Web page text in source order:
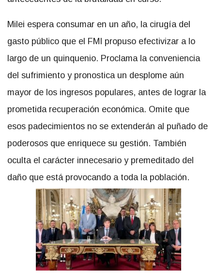
Milei espera consumar en un año, la cirugía del
gasto público que el FMI propuso efectivizar a lo
largo de un quinquenio. Proclama la conveniencia
del sufrimiento y pronostica un desplome aún
mayor de los ingresos populares, antes de lograr la
prometida recuperación económica. Omite que
esos padecimientos no se extenderán al puñado de
poderosos que enriquece su gestión. También
oculta el carácter innecesario y premeditado del
daño que está provocando a toda la población.